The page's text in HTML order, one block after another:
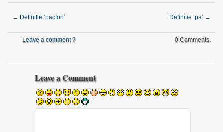
← Definitie ‘pacfon’ Definitie ‘pa’ →
Leave a comment ? 0 Comments.
Leave a Comment